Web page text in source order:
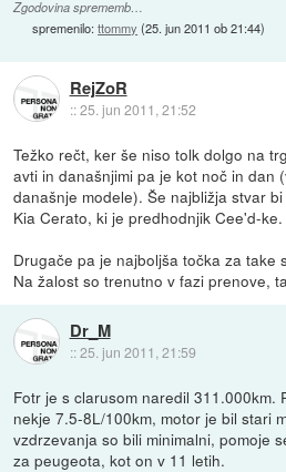
Zgodovina sprememb…
spremenilo:ttommy (25. jun 2011 ob 21:44)
RejZoR
::25. jun 2011, 21:52
Težko rečt, ker še niso tolk dolgo na
avti in današnjimi pa je kot noč in dan
današnje modele). Še najbližja stvar
Kia Cerato, ki je predhodnjik Cee'd-ke.
Drugače pa je najboljša točka za take
Na žalost so trenutno v fazi prenove,
Dr_M
::25. jun 2011, 21:59
Fotr je s clarusom naredil 311.000km.
nekje 7.5-8L/100km, motor je bil stari
vzdrzevanja so bili minimalni, pomoje
za peugeota, kot on v 11 letih.